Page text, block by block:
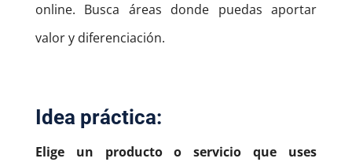
online. Busca áreas donde puedas aportar
valor y diferenciación.
Idea práctica:
Elige un producto o servicio que uses